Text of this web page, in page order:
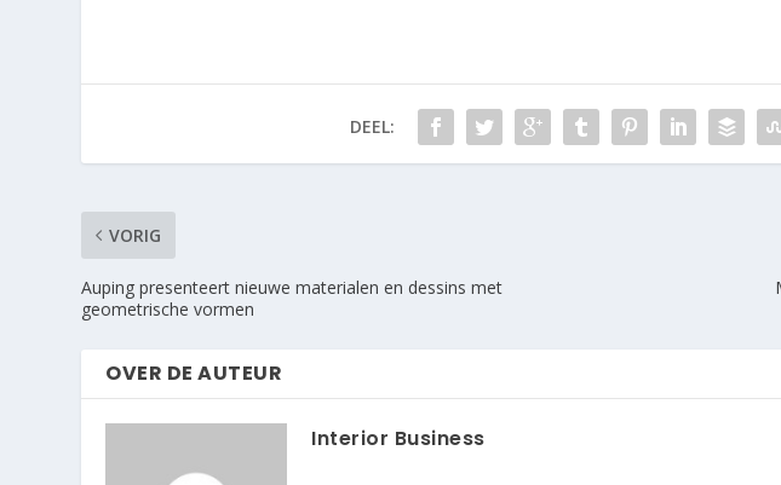
DEEL:
VORIG
Auping presenteert nieuwe materialen en dessins met
geometrische vormen
OVER DE AUTEUR
Interior Business